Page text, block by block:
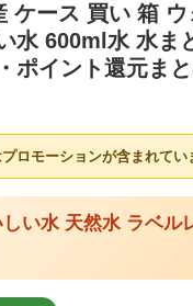
ケース 買い 箱 ウ
水 600ml水 水ま
ポイント還元ま
ロモーションが含まれてい
い水 天然水 ラベル